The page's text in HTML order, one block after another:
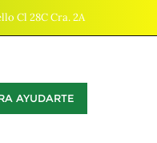
Cl 28C Cra. 2A
AYUDARTE